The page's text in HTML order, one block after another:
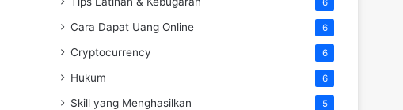
6
Cara Dapat Uang Online 6
Cryptocurrency 6
Hukum 6
Skill yang Menghasilkan 5